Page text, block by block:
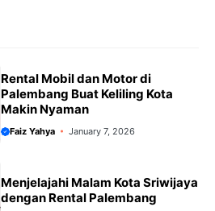
Rental Mobil dan Motor di
Palembang Buat Keliling Kota
Makin Nyaman
Faiz Yahya January 7, 2026
Menjelajahi Malam Kota Sriwijaya
dengan Rental Palembang